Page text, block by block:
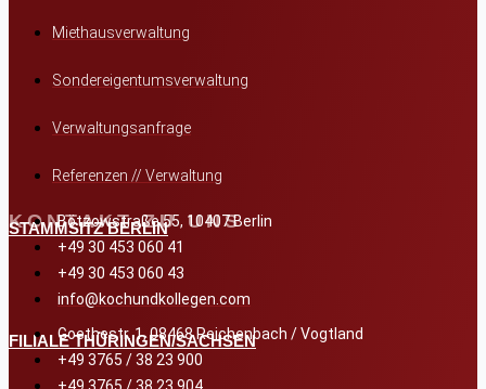
Miethausverwaltung
Sondereigentumsverwaltung
Verwaltungsanfrage
Referenzen // Verwaltung
KONTAKT ZU UNS
STAMMSITZ BERLIN
Bötzowstraße 55, 10407 Berlin
+49 30 453 060 41
+49 30 453 060 43
info@kochundkollegen.com
FILIALE THÜRINGEN/SACHSEN
Goethestr. 1, 08468 Reichenbach / Vogtland
+49 3765 / 38 23 900